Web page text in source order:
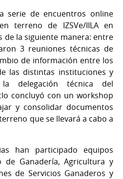
serie de encuentros online
terreno de IZSVe/IILA en
de la siguiente manera: entre
3 reuniones técnicas de
de información entre los
las distintas instituciones y
la delegación técnica del
concluyó con un workshop
y consolidar documentos
que se llevará a cabo a
han participado equipos
de Ganadería, Agricultura y
de Servicios Ganaderos y